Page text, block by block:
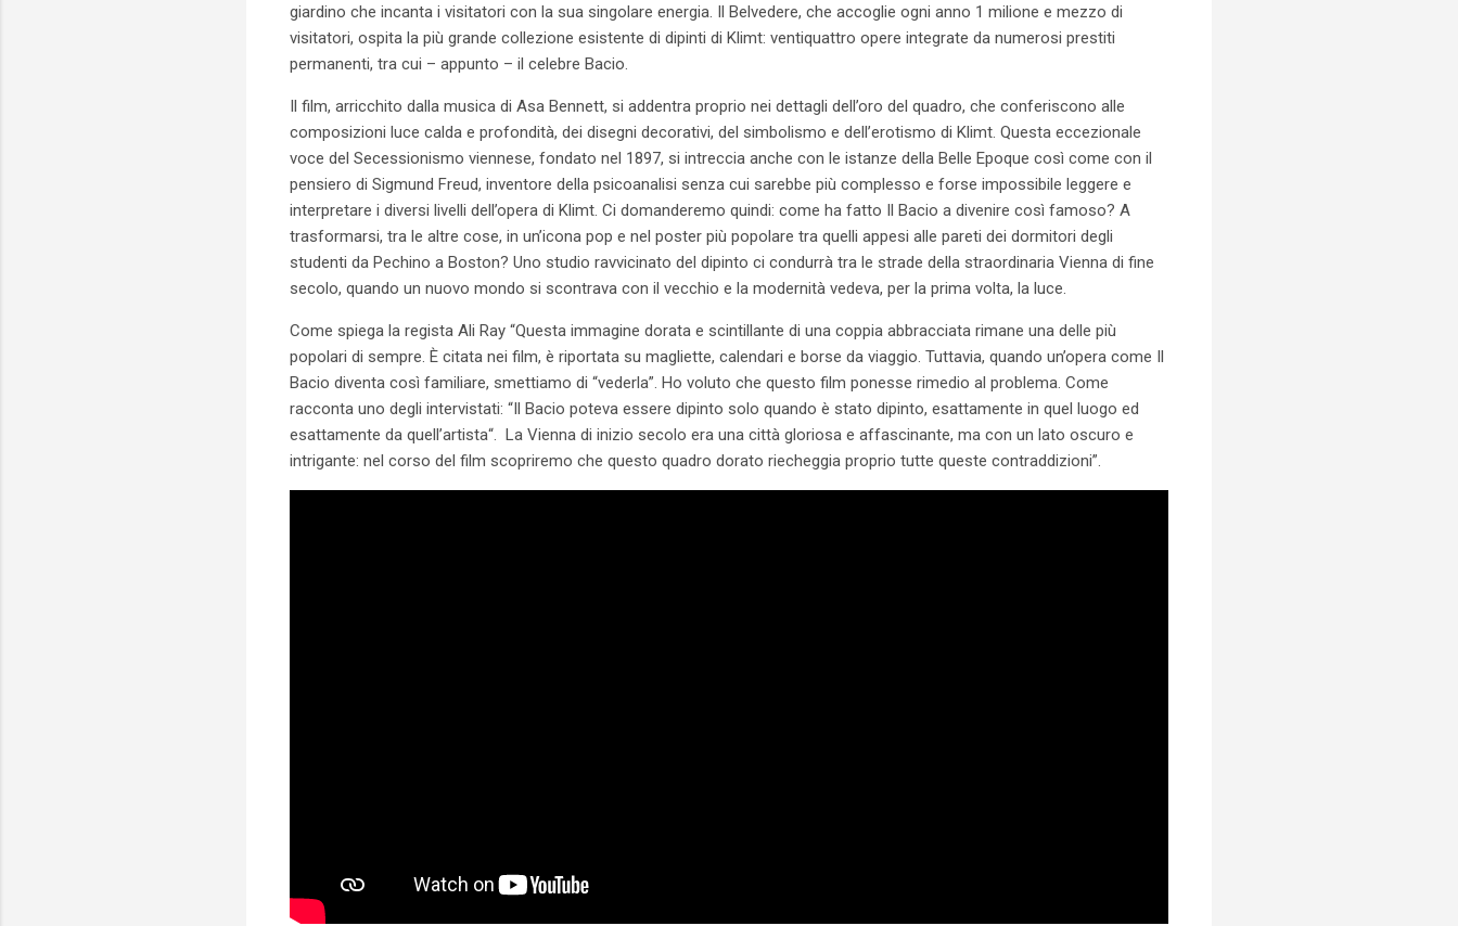
giardino che incanta i visitatori con la sua singolare energia. Il Belvedere, che accoglie ogni anno 1 milione e mezzo di
visitatori, ospita la più grande collezione esistente di dipinti di Klimt: ventiquattro opere integrate da numerosi prestiti
permanenti, tra cui – appunto – il celebre Bacio.
Il film, arricchito dalla musica di Asa Bennett, si addentra proprio nei dettagli dell’oro del quadro, che conferiscono alle
composizioni luce calda e profondità, dei disegni decorativi, del simbolismo e dell’erotismo di Klimt. Questa eccezionale
voce del Secessionismo viennese, fondato nel 1897, si intreccia anche con le istanze della Belle Epoque così come con il
pensiero di Sigmund Freud, inventore della psicoanalisi senza cui sarebbe più complesso e forse impossibile leggere e
interpretare i diversi livelli dell’opera di Klimt. Ci domanderemo quindi: come ha fatto Il Bacio a divenire così famoso? A
trasformarsi, tra le altre cose, in un’icona pop e nel poster più popolare tra quelli appesi alle pareti dei dormitori degli
studenti da Pechino a Boston? Uno studio ravvicinato del dipinto ci condurrà tra le strade della straordinaria Vienna di fine
secolo, quando un nuovo mondo si scontrava con il vecchio e la modernità vedeva, per la prima volta, la luce.
Come spiega la regista Ali Ray “Questa immagine dorata e scintillante di una coppia abbracciata rimane una delle più
popolari di sempre. È citata nei film, è riportata su magliette, calendari e borse da viaggio. Tuttavia, quando un’opera come Il
Bacio diventa così familiare, smettiamo di “vederla”. Ho voluto che questo film ponesse rimedio al problema. Come
racconta uno degli intervistati: “Il Bacio poteva essere dipinto solo quando è stato dipinto, esattamente in quel luogo ed
esattamente da quell’artista“. La Vienna di inizio secolo era una città gloriosa e affascinante, ma con un lato oscuro e
intrigante: nel corso del film scopriremo che questo quadro dorato riecheggia proprio tutte queste contraddizioni”.